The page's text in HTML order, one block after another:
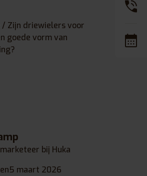
/ Zijn driewielers voor
goede vorm van
bij Huka
5 maart 2026